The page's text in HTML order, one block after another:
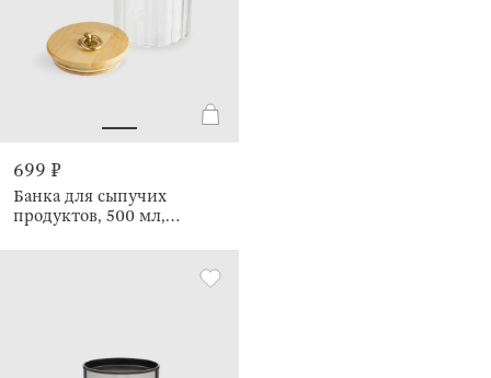
699 ₽
Банка для сыпучих
продуктов, 500 мл,